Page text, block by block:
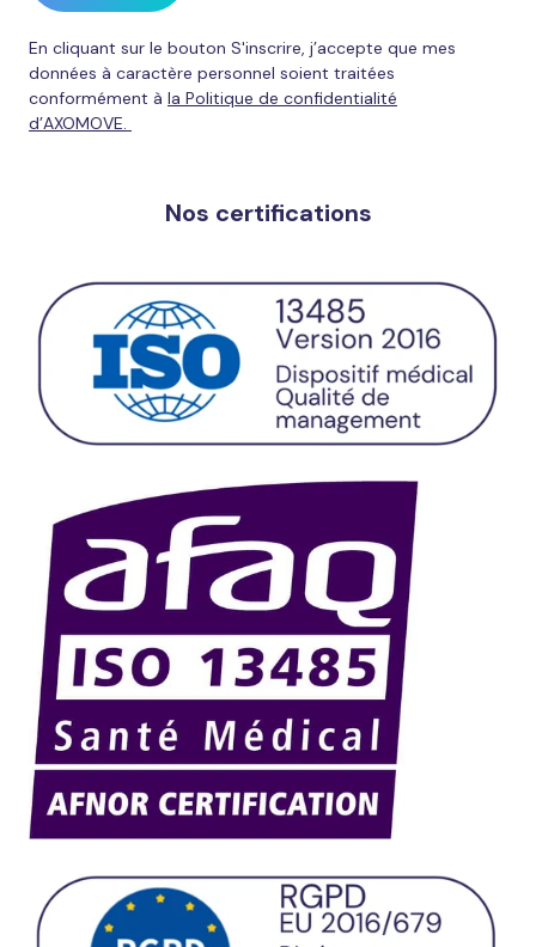
En cliquant sur le bouton S'inscrire, j’accepte que mes
données à caractère personnel soient traitées
conformément à la Politique de confidentialité
d’AXOMOVE.
Nos certifications